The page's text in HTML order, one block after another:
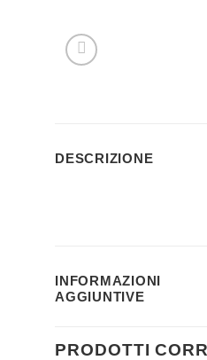
DESCRIZIONE
INFORMAZIONI
AGGIUNTIVE
PRODOTTI